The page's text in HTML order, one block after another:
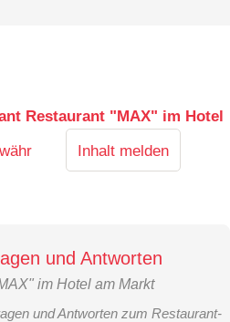
Restaurant "MAX" im Hotel
Inhalt melden
und Antworten
im Hotel am Markt
und Antworten zum Restaurant-